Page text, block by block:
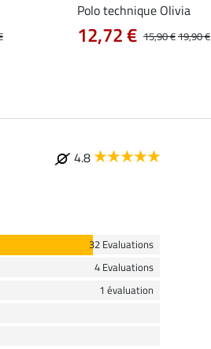
Polo technique Olivia
15,90 €19,90 €
12,72 €
4.8
32 Evaluations
4 Evaluations
1 évaluation